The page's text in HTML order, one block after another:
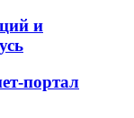
и
портал